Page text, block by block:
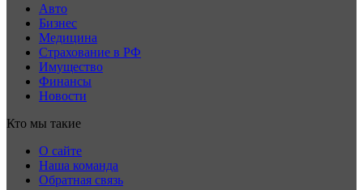
Авто
Бизнес
Медицина
Страхование в РФ
Имущество
Финансы
Новости
Кто мы такие
О сайте
Наша команда
Обратная связь